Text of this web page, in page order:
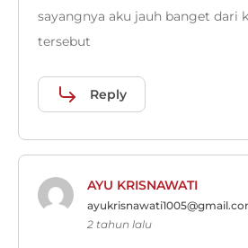
sayangnya aku jauh banget dari
tersebut
Reply
AYU KRISNAWATI
2 tahun lalu